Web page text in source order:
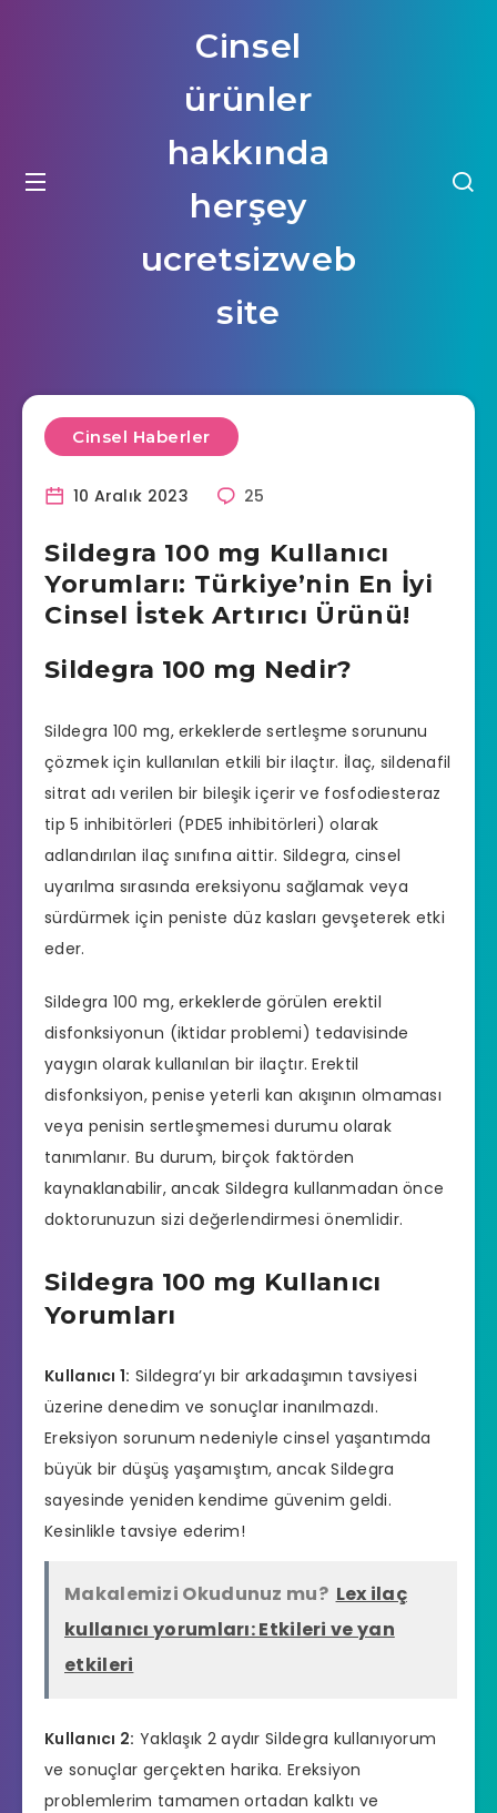
Cinsel
ürünler
hakkında
herşey
ucretsizweb
site
Cinsel Haberler
10 Aralık 2023 25
Sildegra 100 mg Kullanıcı
Yorumları: Türkiye’nin En İyi
Cinsel İstek Artırıcı Ürünü!
Sildegra 100 mg Nedir?
Sildegra 100 mg, erkeklerde sertleşme sorununu
çözmek için kullanılan etkili bir ilaçtır. İlaç, sildenafil
sitrat adı verilen bir bileşik içerir ve fosfodiesteraz
tip 5 inhibitörleri (PDE5 inhibitörleri) olarak
adlandırılan ilaç sınıfına aittir. Sildegra, cinsel
uyarılma sırasında ereksiyonu sağlamak veya
sürdürmek için peniste düz kasları gevşeterek etki
eder.
Sildegra 100 mg, erkeklerde görülen erektil
disfonksiyonun (iktidar problemi) tedavisinde
yaygın olarak kullanılan bir ilaçtır.Erektil
disfonksiyon, penise yeterli kan akışının olmaması
veya penisin sertleşmemesi durumu olarak
tanımlanır. Bu durum, birçok faktörden
kaynaklanabilir, ancak Sildegra kullanmadan önce
doktorunuzun sizi değerlendirmesi önemlidir.
Sildegra 100 mg Kullanıcı
Yorumları
Kullanıcı 1: Sildegra’yı bir arkadaşımın tavsiyesi
üzerine denedim ve sonuçlar inanılmazdı.
Ereksiyon sorunum nedeniyle cinsel yaşantımda
büyük bir düşüş yaşamıştım, ancak Sildegra
sayesinde yeniden kendime güvenim geldi.
Kesinlikle tavsiye ederim!
Makalemizi Okudunuz mu? Lex ilaç
kullanıcı yorumları: Etkileri ve yan
etkileri
Kullanıcı 2: Yaklaşık 2 aydır Sildegra kullanıyorum
ve sonuçlar gerçekten harika. Ereksiyon
problemlerim tamamen ortadan kalktı ve